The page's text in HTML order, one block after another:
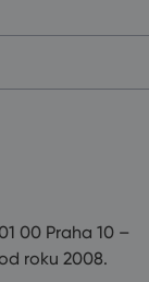
00 Praha 10 –
roku 2008.